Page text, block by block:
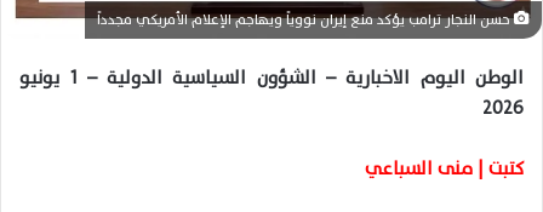
ر
و
ن
حسن النجار ترامب يؤكد منع إيران نووياً ويهاجم الإعلام الأمريكي مجدداً
الوطن اليوم الاخبارية – الشؤون السياسية الدولية – 1 يونيو
2026
كتبت | منى السباعي